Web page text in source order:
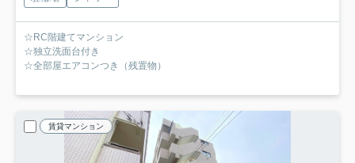
☆RC階建てマンション
☆独立洗面台付き
☆全部屋エアコンつき（残置物）
賃貸マンション